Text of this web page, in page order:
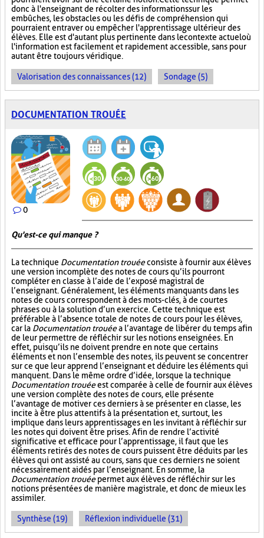
donc à l'enseignant de récolter des informations sur les
embûches, les obstacles ou les défis de compréhension qui
pourraient entraver ou empêcher l'apprentissage ultérieur des
élèves. Elle est d'autant plus pertinente dans le contexte actuel où
l'information est facilement et rapidement accessible, sans pour
autant être toujours véridique.
Valorisation des connaissances (12) Sondage (5)
DOCUMENTATION TROUÉE
0
Qu'est-ce qui manque ?
La technique Documentation trouéeconsiste à fournir aux élèves
une version incomplète des notes de cours qu’ils pourront
compléter en classe à l’aide de l’exposé magistral de
l’enseignant. Généralement, les éléments manquants dans les
notes de cours correspondent à des mots-clés, à de courtes
phrases ou à la solution d’un exercice. Cette technique est
préférable à l’absence totale de notes de cours pour les élèves,
car la Documentation trouéea l’avantage de libérer du temps afin
de leur permettre de réfléchir sur les notions enseignées. En
effet, puisqu’ils ne doivent prendre en note que certains
éléments et non l’ensemble des notes, ils peuvent se concentrer
sur ce que leur apprend l’enseignant et déduire les éléments qui
manquent. Dans le même ordre d’idée, lorsque la technique
Documentation trouéeest comparée à celle de fournir aux élèves
une version complète des notes de cours, elle présente
l’avantage de motiver ces derniers à se présenter en classe, les
incite à être plus attentifs à la présentation et, surtout, les
implique dans leurs apprentissages en les invitant à réfléchir sur
les notes qui doivent être prises. Afin de rendre l’activité
significative et efficace pour l’apprentissage, il faut que les
éléments retirés des notes de cours puissent être déduits par les
élèves qui ont assisté au cours, sans que ces derniers ne soient
nécessairement aidés par l’enseignant. En somme, la
Documentation trouéepermet aux élèves de réfléchir sur les
notions présentées de manière magistrale, et donc de mieux les
assimiler.
Synthèse (19) Réflexion individuelle (31)